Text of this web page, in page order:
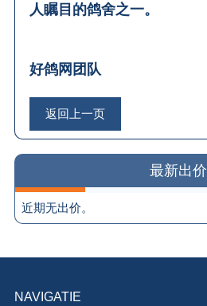
人瞩目的鸽舍之一。
好鸽网团队
返回上一页
最新出价
近期无出价。
NAVIGATIE